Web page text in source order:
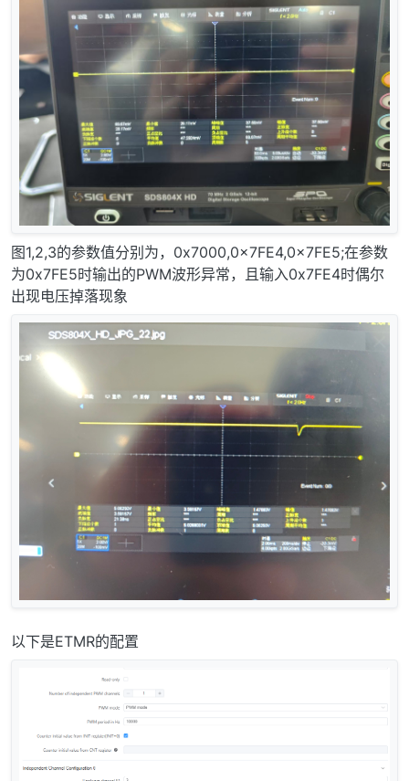
图1,2,3的参数值分别为，0x7000,0x7FE4,0x7FE5;在参数
为0x7FE5时输出的PWM波形异常，且输入0x7FE4时偶尔
出现电压掉落现象
以下是ETMR的配置